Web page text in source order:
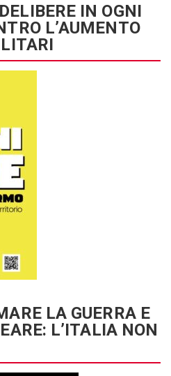
IN OGNI
L’AUMENTO
LA GUERRA E
L’ITALIA NON